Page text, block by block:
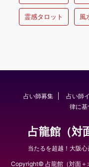
霊感タロット 風
占い師募集 占い師
律に基
占龍館（対
当たるを超越！大阪
Copyright© 占龍館（対面＋